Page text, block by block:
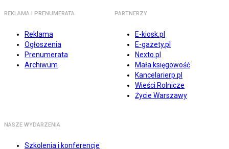
REKLAMA I PRENUMERATA
Reklama
Ogłoszenia
Prenumerata
Archiwum
PARTNERZY
E-kiosk.pl
E-gazety.pl
Nexto.pl
Mała księgowość
Kancelarierp.pl
Wieści Rolnicze
Życie Warszawy
NASZE WYDARZENIA
Szkolenia i konferencje